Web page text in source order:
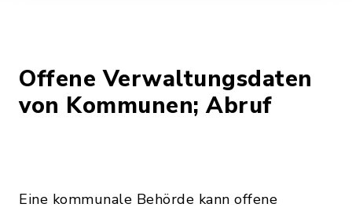
Offene Verwaltungsdaten
von Kommunen; Abruf
Eine kommunale Behörde kann offene